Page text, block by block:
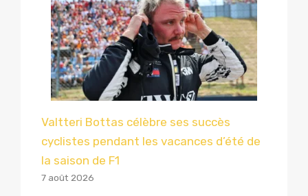
Valtteri Bottas célèbre ses succès
cyclistes pendant les vacances d’été de
la saison de F1
7 août 2026